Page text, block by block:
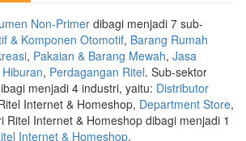
Non-Primer dibagi menjadi 7 sub-
& Komponen Otomotif, Barang Rumah
, Pakaian & Barang Mewah, Jasa
, Perdagangan Ritel. Sub-sektor
menjadi 4 industri, yaitu: Distributor
Internet & Homeshop, Department Store,
Ritel Internet & Homeshop dibagi menjadi 1
Internet & Homeshop.